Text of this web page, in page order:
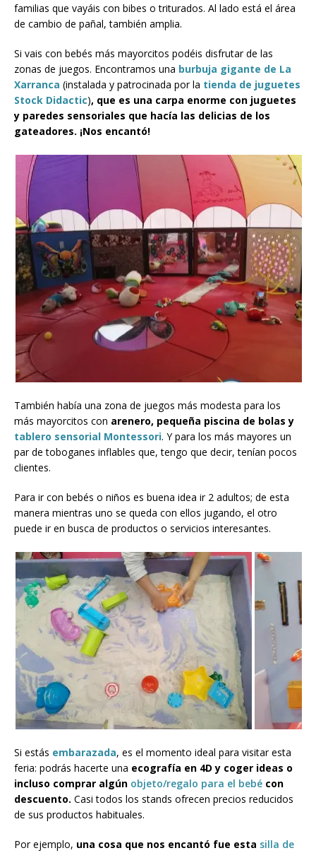
familias que vayáis con bibes o triturados. Al lado está el área
de cambio de pañal, también amplia.
Si vais con bebés más mayorcitos podéis disfrutar de las
zonas de juegos. Encontramos una burbuja gigante de La
Xarranca (instalada y patrocinada por la tienda de juguetes
Stock Didactic), que es una carpa enorme con juguetes
y paredes sensoriales que hacía las delicias de los
gateadores. ¡Nos encantó!
También había una zona de juegos más modesta para los
más mayorcitos con arenero, pequeña piscina de bolas y
tablero sensorial Montessori. Y para los más mayores un
par de toboganes inflables que, tengo que decir, tenían pocos
clientes.
Para ir con bebés o niños es buena idea ir 2 adultos; de esta
manera mientras uno se queda con ellos jugando, el otro
puede ir en busca de productos o servicios interesantes.
Si estás embarazada, es el momento ideal para visitar esta
feria: podrás hacerte una ecografía en 4D y coger ideas o
incluso comprar algún objeto/regalo para el bebé con
descuento. Casi todos los stands ofrecen precios reducidos
de sus productos habituales.
Por ejemplo, una cosa que nos encantó fue esta silla de